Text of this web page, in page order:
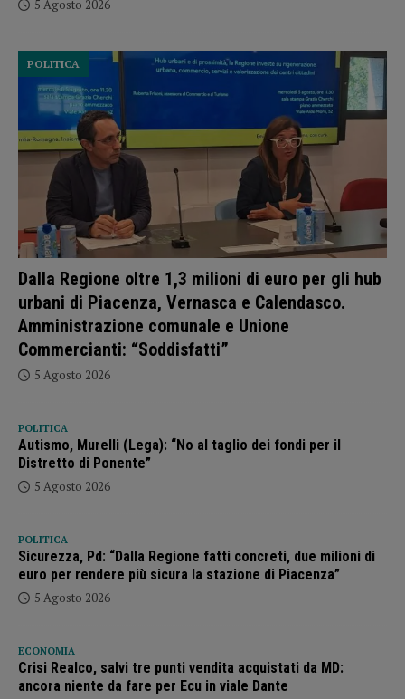
5 Agosto 2026
Dalla Regione oltre 1,3 milioni di euro per gli hub
urbani di Piacenza, Vernasca e Calendasco.
Amministrazione comunale e Unione
Commercianti: “Soddisfatti”
POLITICA
5 Agosto 2026
POLITICA
Autismo, Murelli (Lega): “No al taglio dei fondi per il
Distretto di Ponente”
5 Agosto 2026
POLITICA
Sicurezza, Pd: “Dalla Regione fatti concreti, due milioni di
euro per rendere più sicura la stazione di Piacenza”
5 Agosto 2026
ECONOMIA
Crisi Realco, salvi tre punti vendita acquistati da MD:
ancora niente da fare per Ecu in viale Dante